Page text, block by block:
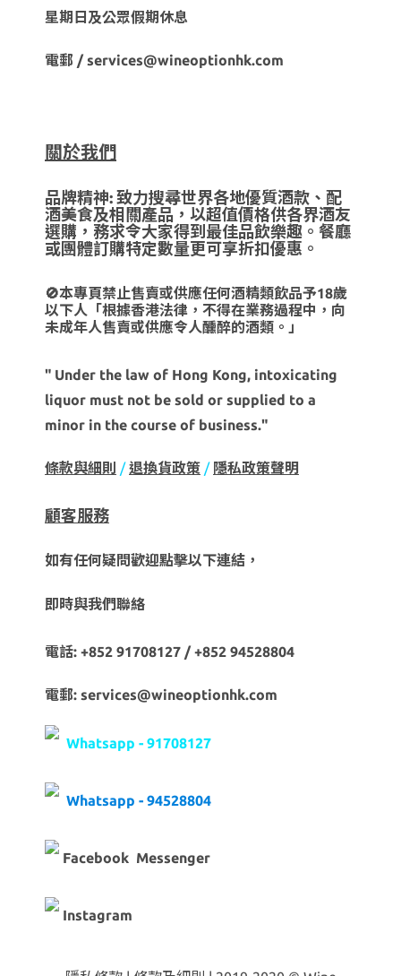
星期日及公眾假期休息
電郵 / services@wineoptionhk.com
關於我們
品牌精神: 致力搜尋世界各地優質酒款、配
酒美食及相關產品，以超值價格供各界酒友
選購，務求令大家得到最佳品飲樂趣。餐廳
或團體訂購特定數量更可享折扣優惠。
🚫本專頁禁止售賣或供應任何酒精類飲品予18歲
以下人「根據香港法律，不得在業務過程中，向
未成年人售賣或供應令人醺醉的酒類。」
" Under the law of Hong Kong, intoxicating
liquor must not be sold or supplied to a
minor in the course of business."
條款與細則 /退換貨政策 / 隱私政策聲明
顧客服務
如有任何疑問歡迎點擊以下連結，
即時與我們聯絡
電話: +852 91708127 / +852 94528804
電郵: services@wineoptionhk.com
Whatsapp - 91708127
Whatsapp - 94528804
Facebook Messenger
Instagram